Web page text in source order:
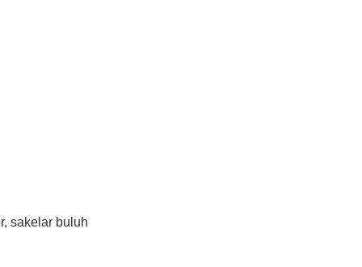
sakelar buluh